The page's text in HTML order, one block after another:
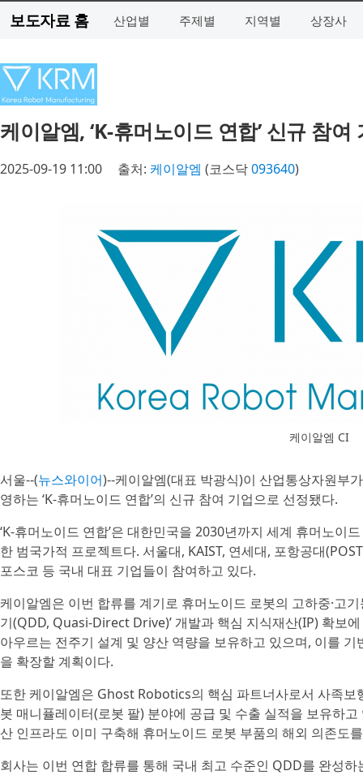
보도자료 홈 산업별 주제별 지역별 상장사
케이알엠, ‘K-휴머노이드 연합’ 신규 참여
2025-09-19 11:00 출처: 케이알엠 (코스닥093640)
케이알엠 CI
서울--(뉴스와이어)--케이알엠(대표 박광식)이 산업통상자원부
영하는 ‘K-휴머노이드 연합’의 신규 참여 기업으로 선정됐다.
‘K-휴머노이드 연합’은 대한민국을 2030년까지 세계 휴머노이
한 범국가적 프로젝트다. 서울대, KAIST, 연세대, 포항공대
포스코 등 국내 대표 기업들이 참여하고 있다.
케이알엠은 이번 합류를 계기로 휴머노이드 로봇의 고하중·고
기(QDD, Quasi-Direct Drive)’ 개발과 핵심 지식재산(IP) 확보
아우르는 전주기 설계 및 양산 역량을 보유하고 있으며, 이를
을 확장할 계획이다.
또한 케이알엠은 Ghost Robotics의 핵심 파트너사로서 사족
봇 매니퓰레이터(로봇 팔) 분야에 공급 및 수출 실적을 보유하
산 인프라도 이미 구축해 휴머노이드 로봇 부품의 해외 의존도
회사는 이번 연합 합류를 통해 국내 최고 수준인 QDD를 완성